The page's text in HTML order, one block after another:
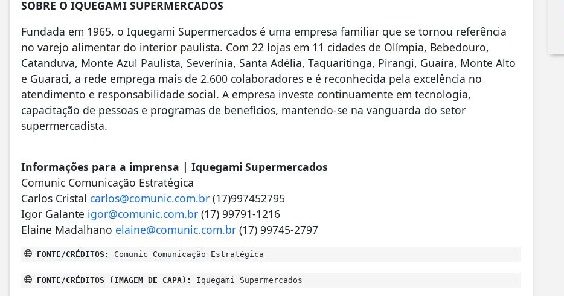
SOBRE O IQUEGAMI SUPERMERCADOS
Fundada em 1965, o Iquegami Supermercados é uma empresa familiar que se tornou referência
no varejo alimentar do interior paulista. Com 22 lojas em 11 cidades de Olímpia, Bebedouro,
Catanduva, Monte Azul Paulista, Severínia, Santa Adélia, Taquaritinga, Pirangi, Guaíra, Monte Alto
e Guaraci, a rede emprega mais de 2.600 colaboradores e é reconhecida pela excelência no
atendimento e responsabilidade social. A empresa investe continuamente em tecnologia,
capacitação de pessoas e programas de benefícios, mantendo-se na vanguarda do setor
supermercadista.
Informações para a imprensa | Iquegami Supermercados
Comunic Comunicação Estratégica
Carlos Cristal carlos@comunic.com.br (17)997452795
Igor Galante igor@comunic.com.br (17) 99791-1216
Elaine Madalhano elaine@comunic.com.br (17) 99745-2797
FONTE/CRÉDITOS: Comunic Comunicação Estratégica
FONTE/CRÉDITOS (IMAGEM DE CAPA): Iquegami Supermercados